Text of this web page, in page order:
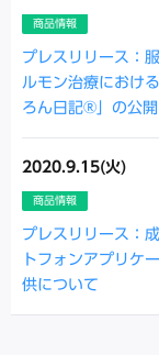
商品情報
プレスリリース：
ルモン治療におけ
ろん日記®」の公開
2020.9.15(火)
商品情報
プレスリリース：
トフォンアプリケ
供について